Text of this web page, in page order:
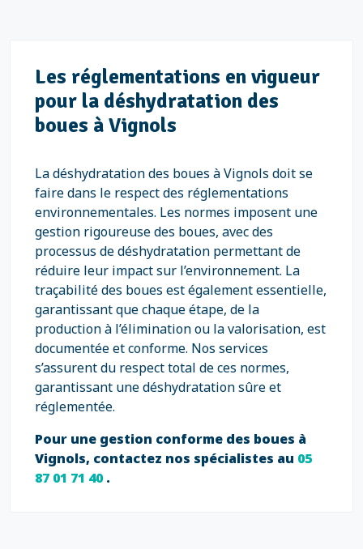
Les réglementations en vigueur
pour la déshydratation des
boues à Vignols
La déshydratation des boues à Vignols doit se
faire dans le respect des réglementations
environnementales. Les normes imposent une
gestion rigoureuse des boues, avec des
processus de déshydratation permettant de
réduire leur impact sur l’environnement. La
traçabilité des boues est également essentielle,
garantissant que chaque étape, de la
production à l’élimination ou la valorisation, est
documentée et conforme. Nos services
s’assurent du respect total de ces normes,
garantissant une déshydratation sûre et
réglementée.
Pour une gestion conforme des boues à
Vignols, contactez nos spécialistes au 05
87 01 71 40.